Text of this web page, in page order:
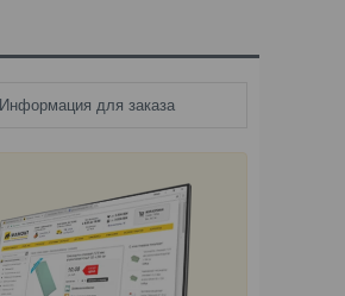
Информация для заказа